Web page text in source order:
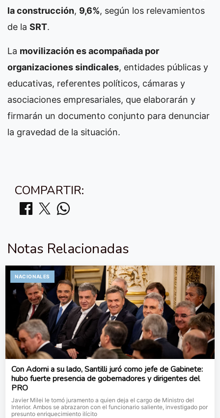
la construcción, 9,6%, según los relevamientos
de la SRT.
La movilización es acompañada por
organizaciones sindicales, entidades públicas y
educativas, referentes políticos, cámaras y
asociaciones empresariales, que elaborarán y
firmarán un documento conjunto para denunciar
la gravedad de la situación.
COMPARTIR:
Notas Relacionadas
NACIONALES
Con Adorni a su lado, Santilli juró como jefe de Gabinete:
hubo fuerte presencia de gobernadores y dirigentes del
PRO
Javier Milei le tomó juramento a quien deja el cargo de Ministro del
Interior. Ambos se abrazaron con el funcionario saliente, investigado por
presunto enriquecimiento ilícito